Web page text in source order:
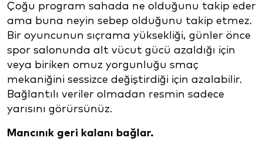
Çoğu program sahada ne olduğunu takip eder
ama buna neyin sebep olduğunu takip etmez.
Bir oyuncunun sıçrama yüksekliği, günler önce
spor salonunda alt vücut gücü azaldığı için
veya biriken omuz yorgunluğu smaç
mekaniğini sessizce değiştirdiği için azalabilir.
Bağlantılı veriler olmadan resmin sadece
yarısını görürsünüz.
Mancınık geri kalanı bağlar.